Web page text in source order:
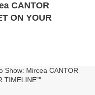
CANTOR
ON YOUR